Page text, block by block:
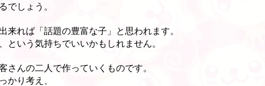
でしょう。
来れば「話題の豊富な子」と思われます。
という気持ちでいいかもしれません。
さんの二人で作っていくものです。
かり考え、